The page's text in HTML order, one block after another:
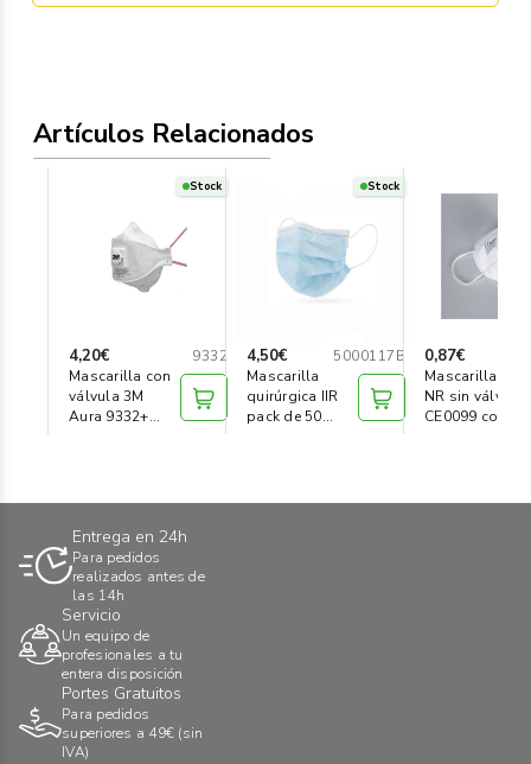
Artículos Relacionados
Stock
4,20€
9332
Mascarilla con
válvula 3M
Aura 9332+
Stock
4,50€
5000117B
Mascarilla
quirúrgica IIR
pack de 50
0,87€
Mascarilla
NR sin válvula
CE0099 color
Entrega en 24h
Para pedidos
realizados antes de
las 14h
Servicio
Un equipo de
profesionales a tu
entera disposición
Portes Gratuitos
Para pedidos
superiores a 49€ (sin
IVA)